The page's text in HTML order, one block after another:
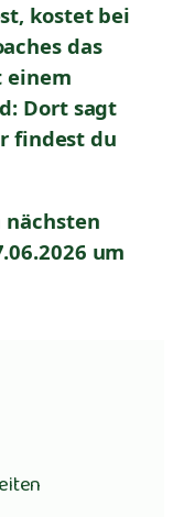
kostet bei
das
einem
Dort sagt
findest du
nächsten
um